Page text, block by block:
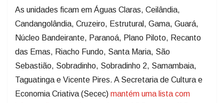
As unidades ficam em Águas Claras, Ceilândia,
Candangolândia, Cruzeiro, Estrutural, Gama, Guará,
Núcleo Bandeirante, Paranoá, Plano Piloto, Recanto
das Emas, Riacho Fundo, Santa Maria, São
Sebastião, Sobradinho, Sobradinho 2, Samambaia,
Taguatinga e Vicente Pires. A Secretaria de Cultura e
Economia Criativa (Secec) mantém uma lista com